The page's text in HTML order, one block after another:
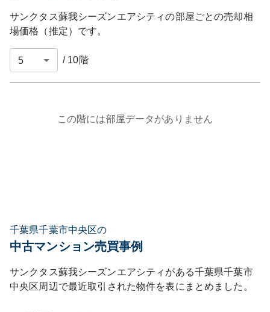
サンクタス蘇我シーズンエアシティの部屋ごとの売却相
場価格（推定）です。
/ 10階
この階には部屋データがありません
千葉県千葉市中央区の
中古マンション売買事例
サンクタス蘇我シーズンエアシティ がある千葉県千葉市
中央区周辺で最近取引された物件を表にまとめました。